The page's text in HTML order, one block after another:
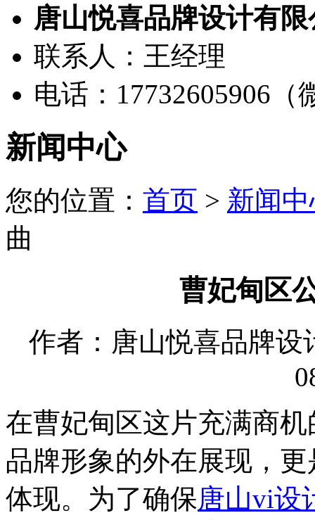
唐山悦喜品牌设计有
联系人：王经理
电话：17732605906（
新闻中心
您的位置： 首页 > 新闻
曲
曹妃甸区
作者：唐山悦喜品牌设
在曹妃甸区这片充满商
品牌形象的外在展现，
体现。为了确保唐山vi设